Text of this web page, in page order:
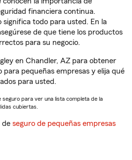
financiera continua.
significa todo para usted. En la
de que tiene los productos
para su negocio.
en Chandler, AZ para obtener
para pequeñas empresas y elija qué
para usted.
seguro para ver una lista completa de la
cubiertas.
de seguro de pequeñas empresas